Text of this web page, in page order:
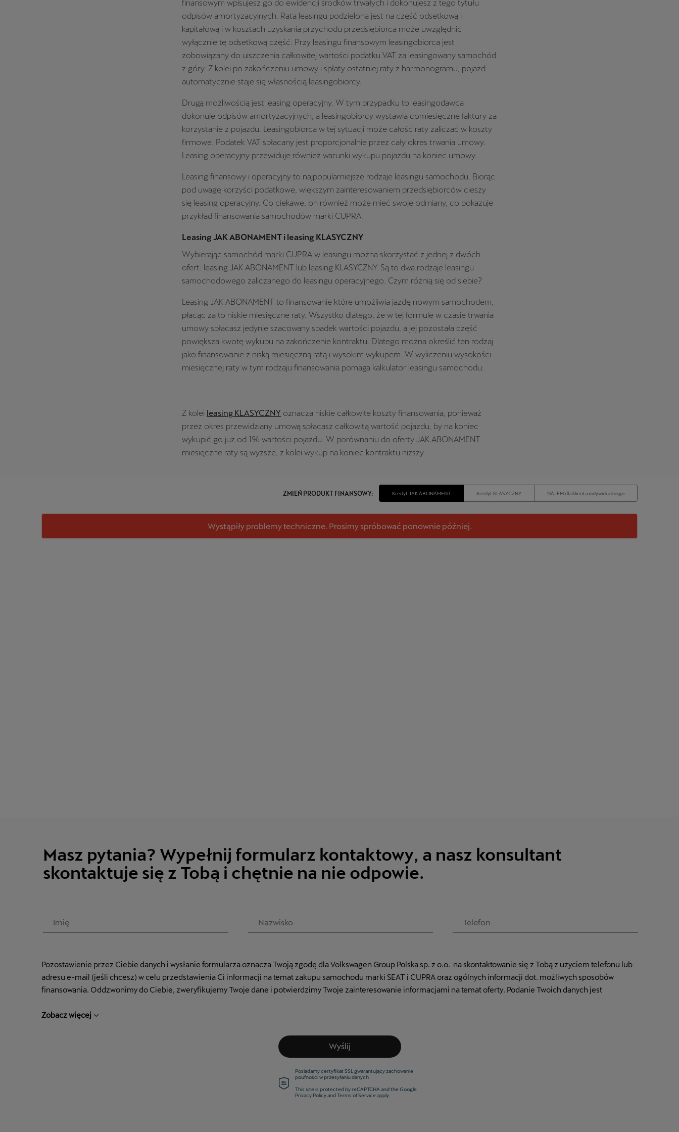
finansowym wpisujesz go do ewidencji środków trwałych i dokonujesz z tego tytułu
odpisów amortyzacyjnych. Rata leasingu podzielona jest na część odsetkową i
kapitałową i w kosztach uzyskania przychodu przedsiębiorca może uwzględnić
wyłącznie tę odsetkową część. Przy leasingu finansowym leasingobiorca jest
zobowiązany do uiszczenia całkowitej wartości podatku VAT za leasingowany samochód
z góry. Z kolei po zakończeniu umowy i spłaty ostatniej raty z harmonogramu, pojazd
automatycznie staje się własnością leasingobiorcy.
Drugą możliwością jest leasing operacyjny. W tym przypadku to leasingodawca
dokonuje odpisów amortyzacyjnych, a leasingobiorcy wystawia comiesięczne faktury za
korzystanie z pojazdu. Leasingobiorca w tej sytuacji może całość raty zaliczać w koszty
firmowe. Podatek VAT spłacany jest proporcjonalnie przez cały okres trwania umowy.
Leasing operacyjny przewiduje również warunki wykupu pojazdu na koniec umowy.
Leasing finansowy i operacyjny to najpopularniejsze rodzaje leasingu samochodu. Biorąc
pod uwagę korzyści podatkowe, większym zainteresowaniem przedsiębiorców cieszy
się leasing operacyjny. Co ciekawe, on również może mieć swoje odmiany, co pokazuje
przykład finansowania samochodów marki CUPRA.
Leasing JAK ABONAMENT i leasing KLASYCZNY
Wybierając samochód marki CUPRA w leasingu można skorzystać z jednej z dwóch
ofert: leasing JAK ABONAMENT lub leasing KLASYCZNY. Są to dwa rodzaje leasingu
samochodowego zaliczanego do leasingu operacyjnego. Czym różnią się od siebie?
Leasing JAK ABONAMENT to finansowanie które umożliwia jazdę nowym samochodem,
płacąc za to niskie miesięczne raty. Wszystko dlatego, że w tej formule w czasie trwania
umowy spłacasz jedynie szacowany spadek wartości pojazdu, a jej pozostała część
powiększa kwotę wykupu na zakończenie kontraktu. Dlatego można określić ten rodzaj
jako finansowanie z niską miesięczną ratą i wysokim wykupem. W wyliczeniu wysokości
miesięcznej raty w tym rodzaju finansowania pomaga kalkulator leasingu samochodu:
Z kolei leasing KLASYCZNY oznacza niskie całkowite koszty finansowania, ponieważ
przez okres przewidziany umową spłacasz całkowitą wartość pojazdu, by na koniec
wykupić go już od 1% wartości pojazdu. W porównaniu do oferty JAK ABONAMENT
miesięczne raty są wyższe, z kolei wykup na koniec kontraktu niższy.